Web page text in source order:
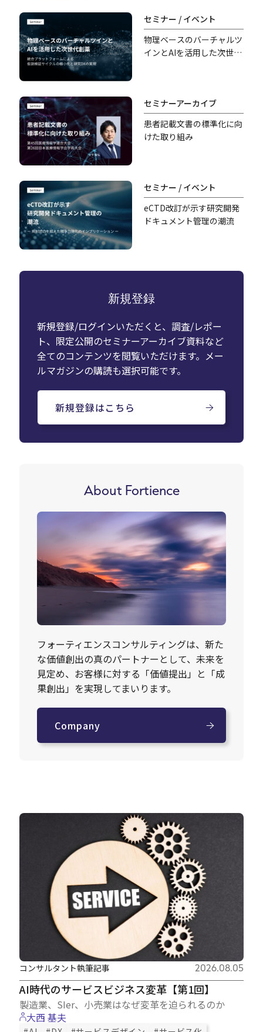
セミナー / イベント
物理ベースのバーチャルツ
インとAIを活用した次世代
セミナーアーカイブ
患者記載文書の標準化に向
けた取り組み
セミナー / イベント
eCTD改訂が示す研究開発
ドキュメント管理の潮流
新規登録
新規登録/ログインいただくと、調査/レポー
ト、限定公開のセミナーアーカイブ資料など
全てのコンテンツを閲覧いただけます。メー
ルマガジンの購読も選択可能です。
新規登録はこちら
About Fortience
フォーティエンスコンサルティングは、新た
な価値創出の真のパートナーとして、未来を
見定め、お客様に対する「価値提出」と「成
果創出」を実現してまいります。
Company
AI時代のサービスビジネス変革【第1回】
製造業、SIer、小売業はなぜ変革を迫られるのか
コンサルタント執筆記事 2026.08.05
大西 基夫